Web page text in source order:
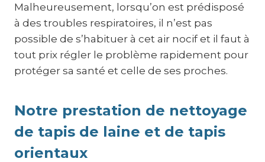
Malheureusement, lorsqu’on est prédisposé
à des troubles respiratoires, il n’est pas
possible de s’habituer à cet air nocif et il faut à
tout prix régler le problème rapidement pour
protéger sa santé et celle de ses proches.
Notre prestation de nettoyage
de tapis de laine et de tapis
orientaux